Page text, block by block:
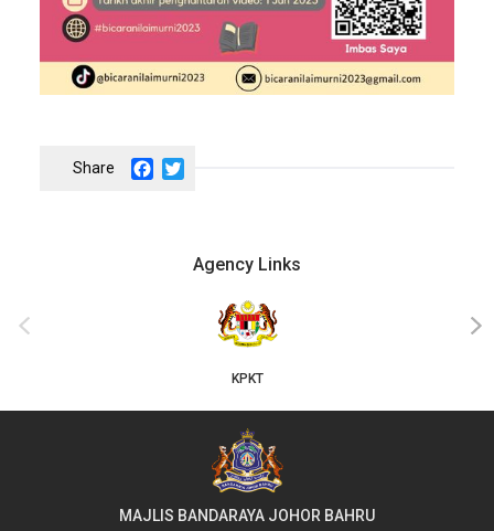
Facebook
Agency Links
JKT
‹ ›
MAJLIS BANDARAYA JOHOR BAHRU